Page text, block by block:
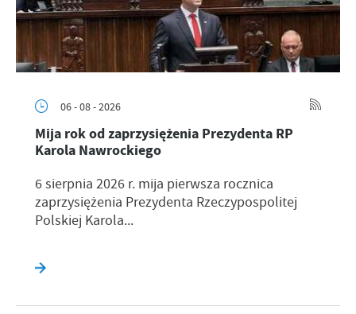
06 - 08 - 2026
Mija rok od zaprzysiężenia Prezydenta RP
Karola Nawrockiego
6 sierpnia 2026 r. mija pierwsza rocznica
zaprzysiężenia Prezydenta Rzeczypospolitej
Polskiej Karola...